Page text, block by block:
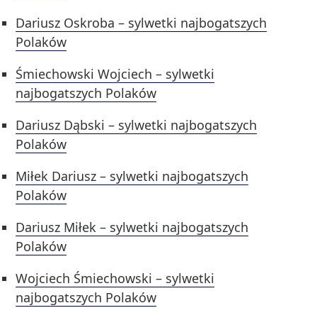
Dariusz Oskroba – sylwetki najbogatszych
Polaków
Śmiechowski Wojciech – sylwetki
najbogatszych Polaków
Dariusz Dąbski – sylwetki najbogatszych
Polaków
Miłek Dariusz – sylwetki najbogatszych
Polaków
Dariusz Miłek – sylwetki najbogatszych
Polaków
Wojciech Śmiechowski – sylwetki
najbogatszych Polaków